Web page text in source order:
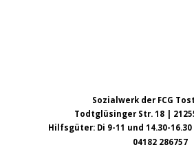
Sozialwerk der FCG
Todtglüsinger Str. 18 |
Hilfsgüter: Di 9-11 und 14.30-16.30
04182 286757